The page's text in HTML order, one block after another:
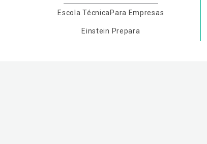
Escola Técnica Para Empresas
Einstein Prepara